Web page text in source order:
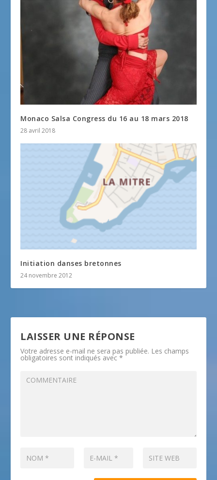
Monaco Salsa Congress du 16 au 18 mars 2018
28 avril 2018
Initiation danses bretonnes
24 novembre 2012
LAISSER UNE RÉPONSE
Votre adresse e-mail ne sera pas publiée. Les champs
obligatoires sont indiqués avec*